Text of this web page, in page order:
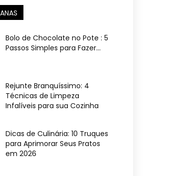
Bolo de Chocolate no Pote : 5
Passos Simples para Fazer...
Rejunte Branquíssimo: 4
Técnicas de Limpeza
Infalíveis para sua Cozinha
Dicas de Culinária: 10 Truques
para Aprimorar Seus Pratos
em 2026